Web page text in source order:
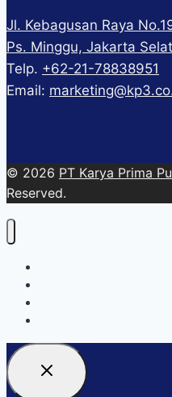
Jl. Kebagusan Raya
Ps. Minggu, Jakarta
Telp. +62-21-78838951
Email:
© 2026 PT Karya Prima
Reserved.